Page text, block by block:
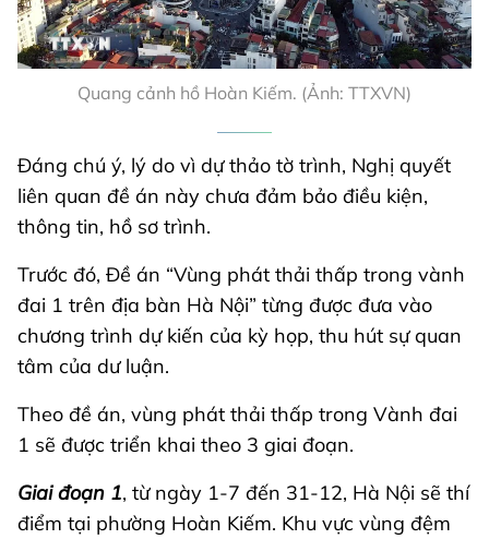
Quang cảnh hồ Hoàn Kiếm. (Ảnh: TTXVN)
Đáng chú ý, lý do vì dự thảo tờ trình, Nghị quyết
liên quan đề án này chưa đảm bảo điều kiện,
thông tin, hồ sơ trình.
Trước đó, Đề án “Vùng phát thải thấp trong vành
đai 1 trên địa bàn Hà Nội” từng được đưa vào
chương trình dự kiến của kỳ họp, thu hút sự quan
tâm của dư luận.
Theo đề án, vùng phát thải thấp trong Vành đai
1 sẽ được triển khai theo 3 giai đoạn.
Giai đoạn 1, từ ngày 1-7 đến 31-12, Hà Nội sẽ thí
điểm tại phường Hoàn Kiếm. Khu vực vùng đệm